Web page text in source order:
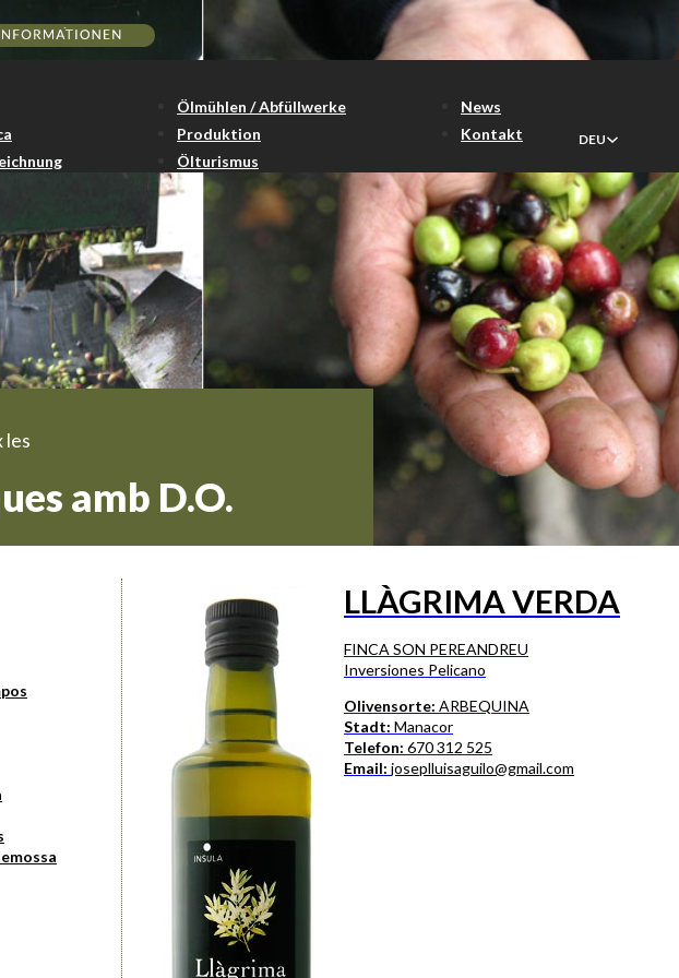
Ölmühlen / Abfüllwerke
Produktion
Ölturismus
News
Kontakt
DEU
les
amb D.O.
LLÀGRIMA VERDA
FINCA SON PEREANDREU
Inversiones Pelicano
Olivensorte: ARBEQUINA
Stadt: Manacor
Telefon: 670 312 525
Email: joseplluisaguilo@gmail.com